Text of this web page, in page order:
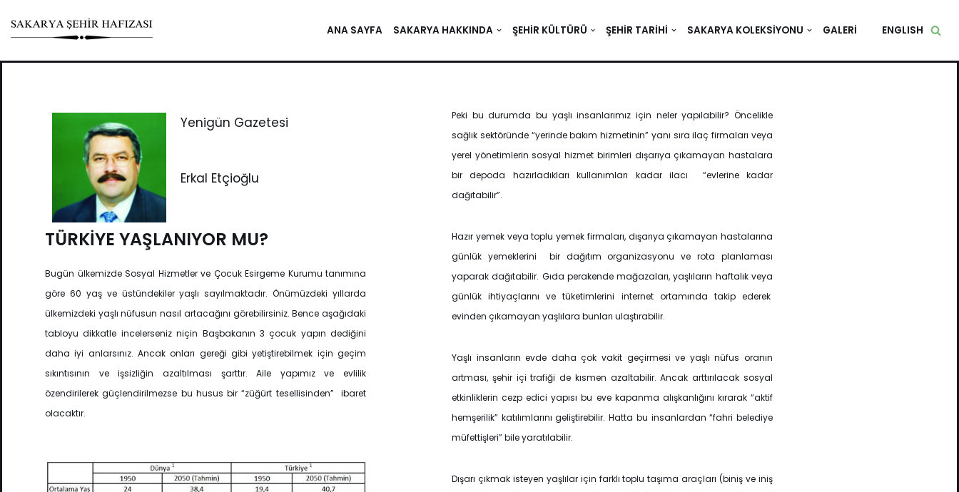
Skip
to
ANA SAYFA SAKARYA HAKKINDA ŞEHIR KÜLTÜRÜ ŞEHIR TARIHI SAKARYA KOLEKSIYONU GALERI ENGLISH
Yenigün Gazetesi
Erkal Etçioğlu
TÜRKİYE YAŞLANIYOR MU?
Bugün ülkemizde Sosyal Hizmetler ve Çocuk Esirgeme Kurumu tanımına
göre 60 yaş ve üstündekiler yaşlı sayılmaktadır. Önümüzdeki yıllarda
ülkemizdeki yaşlı nüfusun nasıl artacağını görebilirsiniz. Bence aşağıdaki
tabloyu dikkatle incelerseniz niçin Başbakanın 3 çocuk yapın dediğini
daha iyi anlarsınız. Ancak onları gereği gibi yetiştirebilmek için geçim
sıkıntısının ve işsizliğin azaltılması şarttır. Aile yapımız ve evlilik
özendirilerek güçlendirilmezse bu husus bir “züğürt tesellisinden” ibaret
olacaktır.
Peki bu durumda bu yaşlı insanlarımız için neler yapılabilir? Öncelikle
sağlık sektöründe “yerinde bakım hizmetinin” yanı sıra ilaç firmaları veya
yerel yönetimlerin sosyal hizmet birimleri dışarıya çıkamayan hastalara
bir depoda hazırladıkları kullanımları kadar ilacı “evlerine kadar
dağıtabilir”.
Hazır yemek veya toplu yemek firmaları, dışarıya çıkamayan hastalarına
günlük yemeklerini bir dağıtım organizasyonu ve rota planlaması
yaparak dağıtabilir. Gıda perakende mağazaları, yaşlıların haftalık veya
günlük ihtiyaçlarını ve tüketimlerini internet ortamında takip ederek
evinden çıkamayan yaşlılara bunları ulaştırabilir.
Yaşlı insanların evde daha çok vakit geçirmesi ve yaşlı nüfus oranın
artması, şehir içi trafiği de kısmen azaltabilir. Ancak arttırılacak sosyal
etkinliklerin cezp edici yapısı bu eve kapanma alışkanlığını kırarak “aktif
hemşerilik” katılımlarını geliştirebilir. Hatta bu insanlardan “fahri belediye
müfettişleri” bile yaratılabilir.
Dışarı çıkmak isteyen yaşlılar için farklı toplu taşıma araçları (biniş ve iniş